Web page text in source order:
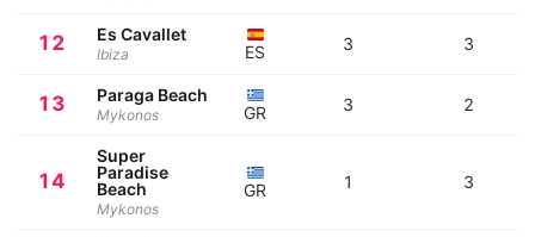
12 Es Cavallet
Ibiza ES 3 3
13 Paraga Beach
Mykonos GR 3 2
14
Super
Paradise
Beach
Mykonos
GR 1 3